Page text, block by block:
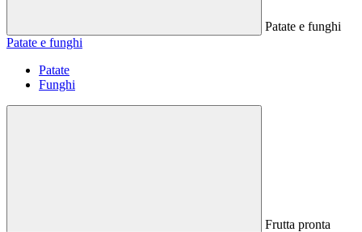
Patate e funghi
Patate e funghi
Patate
Funghi
Frutta pronta